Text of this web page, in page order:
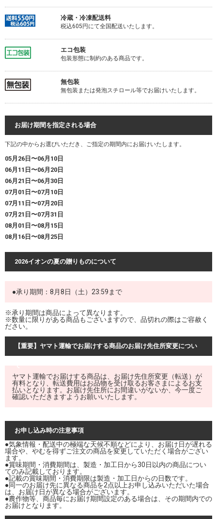
冷蔵・冷凍配送料
税込605円にて全国配送いたします。
エコ包装
包装形態に制約のある商品です。
無包装
無包装または発泡スチロール等でお届けいたします。
お届け期間を指定される場合
下記の中からお選びいただき、ご指定の期間内にお届けいたします。
05月26日〜06月10日
06月11日〜06月20日
06月21日〜06月30日
07月01日〜07月10日
07月11日〜07月20日
07月21日〜07月31日
08月01日〜08月15日
08月16日〜08月25日
2026イオンの夏の贈りものについて
●承り期間：8月8日（土）23:59まで
※承り期間は商品によって異なります。
※数量に限りがある商品もございますので、品切れの際はご容赦く
ださい。
【重要】ヤマト運輸でお届けする商品のお届け先住所変更につい
ヤマト運輸でお届けする商品は、お届け先住所変更（転送）が
有料となり、転送費用はお品物を受け取るお客さまによるお支
払いとなります。お届け先住所にお間違いがないか、今一度ご
確認いただきますようお願いいたします。
お申し込み時の注意事項
●気象情報・配送中の極端な天候不順などにより、お届け日が遅れる
場合や、やむを得ずご注文の商品を変更していただく場合がござい
ます。
●賞味期間・消費期間は、製造・加工日から30日以内の商品につい
てのみ記載しております。
●記載の賞味期間・消費期限は製造・加工日からの日数です。
●同一のお届け先に異なる商品を2点以上お申し込みいただいた場合
は、お届け日が異なる場合がございます。
●農作物等、商品毎にお届け期間設定のある場合は、その期間内での
お届けとなります。